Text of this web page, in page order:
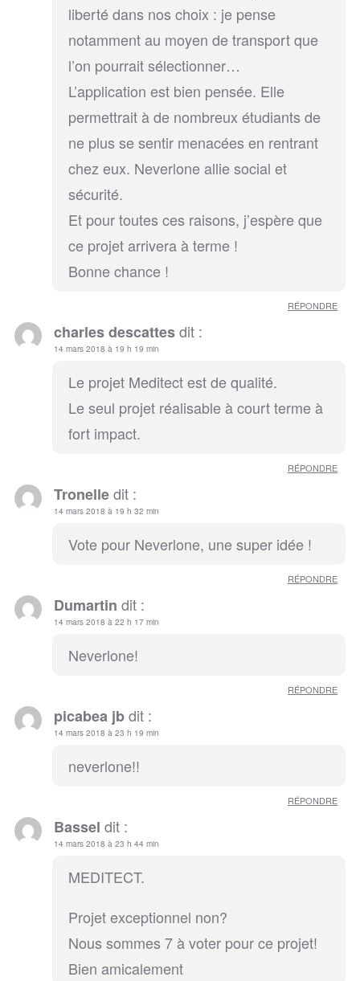
liberté dans nos choix : je pense
notamment au moyen de transport que
l’on pourrait sélectionner…
L’application est bien pensée. Elle
permettrait à de nombreux étudiants de
ne plus se sentir menacées en rentrant
chez eux. Neverlone allie social et
sécurité.
Et pour toutes ces raisons, j’espère que
ce projet arrivera à terme !
Bonne chance !
RÉPONDRE
charles descattesdit :
14 mars 2018 à 19 h 19 min
Le projet Meditect est de qualité.
Le seul projet réalisable à court terme à
fort impact.
RÉPONDRE
Tronelledit :
14 mars 2018 à 19 h 32 min
Vote pour Neverlone, une super idée !
RÉPONDRE
Dumartin dit :
14 mars 2018 à 22 h 17 min
Neverlone!
RÉPONDRE
picabea jbdit :
14 mars 2018 à 23 h 19 min
neverlone!!
RÉPONDRE
Bassel dit :
14 mars 2018 à 23 h 44 min
MEDITECT.
Projet exceptionnel non?
Nous sommes 7 à voter pour ce projet!
Bien amicalement